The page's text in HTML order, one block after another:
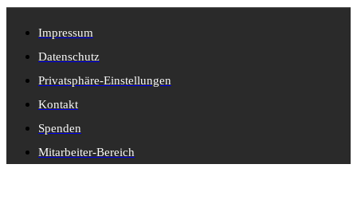
Impressum
Datenschutz
Privatsphäre-Einstellungen
Kontakt
Spenden
Mitarbeiter-Bereich